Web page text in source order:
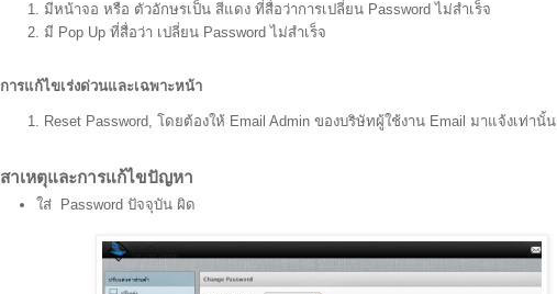
มีหน้าจอ หรือ ตัวอักษรเป็น สีแดง ที่สื่อว่าการเปลี่ยน Password ไม่สำเร็จ
มี Pop Up ที่สื่อว่า เปลี่ยน Password ไม่สำเร็จ
การแก้ไขเร่งด่วนและเฉพาะหน้า
Reset Password, โดยต้องให้ Email Admin ของบริษัทผู้ใช้งาน Email มาแจ้งเท่านั้น
สาเหตุและการแก้ไขปัญหา
ใส่ Password ปัจจุบัน ผิด